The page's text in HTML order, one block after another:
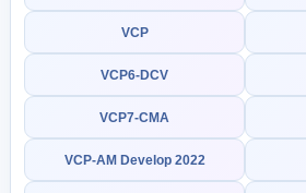
VCP
VCP6-DCV
VCP7-CMA
VCP-AM Develop 2022